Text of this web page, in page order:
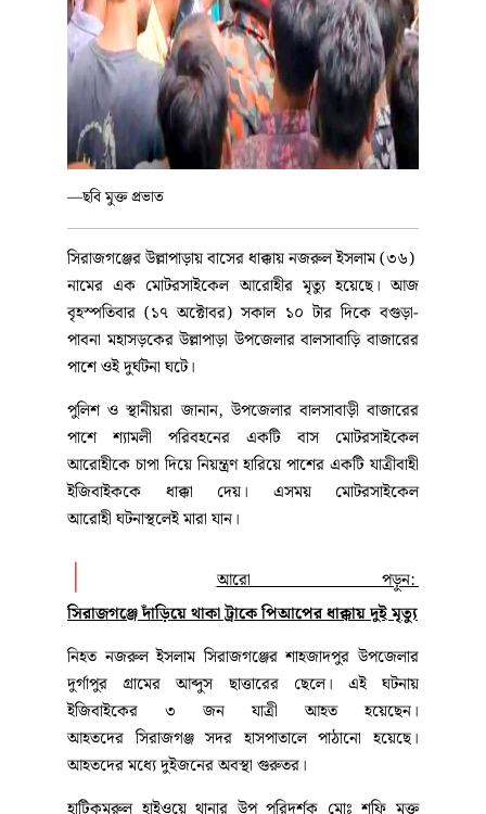
—ছবি মুক্ত প্রভাত
সিরাজগঞ্জের উল্লাপাড়ায় বাসের ধাক্কায় নজরুল ইসলাম (৩৬)
নামের এক মোটরসাইকেল আরোহীর মৃত্যু হয়েছে। আজ
বৃহস্পতিবার (১৭ অক্টোবর) সকাল ১০ টার দিকে বগুড়া-
পাবনা মহাসড়কের উল্লাপাড়া উপজেলার বালসাবাড়ি বাজারের
পাশে ওই দুর্ঘটনা ঘটে।
পুলিশ ও স্থানীয়রা জানান, উপজেলার বালসাবাড়ী বাজারের
পাশে শ্যামলী পরিবহনের একটি বাস মোটরসাইকেল
আরোহীকে চাপা দিয়ে নিয়ন্ত্রণ হারিয়ে পাশের একটি যাত্রীবাহী
ইজিবাইককে ধাক্কা দেয়। এসময় মোটরসাইকেল
আরোহী ঘটনাস্থলেই মারা যান।
|
আরো পড়ুন:
সিরাজগঞ্জে দাঁড়িয়ে থাকা ট্রাকে পিআপের ধাক্কায় দুই মৃত্যু
নিহত নজরুল ইসলাম সিরাজগঞ্জের শাহজাদপুর উপজেলার
দুর্গাপুর গ্রামের আব্দুস ছাত্তারের ছেলে। এই ঘটনায়
ইজিবাইকের ৩ জন যাত্রী আহত হয়েছেন।
আহতদের সিরাজগঞ্জ সদর হাসপাতালে পাঠানো হয়েছে।
আহতদের মধ্যে দুইজনের অবস্থা গুরুতর।